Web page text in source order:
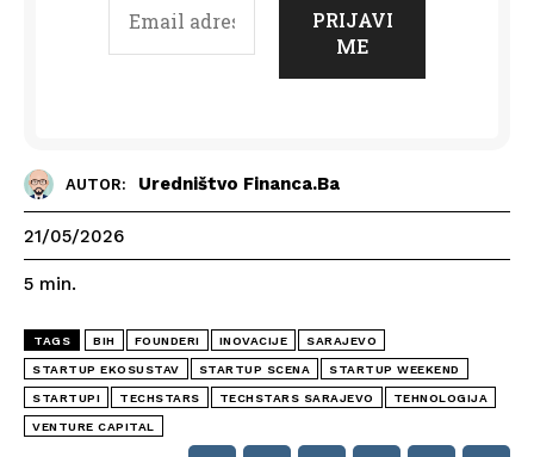
AUTOR: Uredništvo Financa.ba
21/05/2026
5 min.
TAGS BIH FOUNDERI INOVACIJE SARAJEVO
STARTUP EKOSUSTAV STARTUP SCENA STARTUP WEEKEND
STARTUPI TECHSTARS TECHSTARS SARAJEVO TEHNOLOGIJA
VENTURE CAPITAL